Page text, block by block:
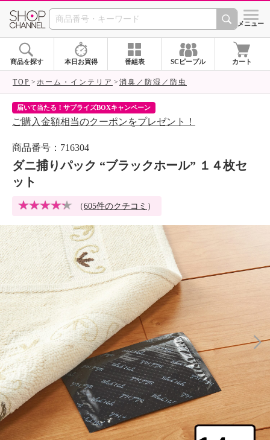
SHOP CHANNEL シメニュー
商品を探す 本日お買得 番組表 SCピープル カート
TOP ホーム・インテリア 消臭／防湿／防虫
届いて当たる！サプライズBOXキャンペーン
ご購入金額相当のクーポンをプレゼント！
商品番号：716304
ダニ捕りパック “ブラックホール” １４枚セ
ット
（605件のクチコミ ）